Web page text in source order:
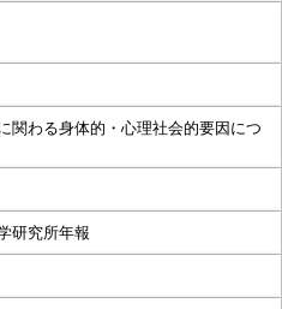
関わる身体的・心理社会的要因につ
研究所年報